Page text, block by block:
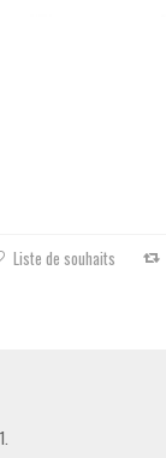
Liste de souhaits